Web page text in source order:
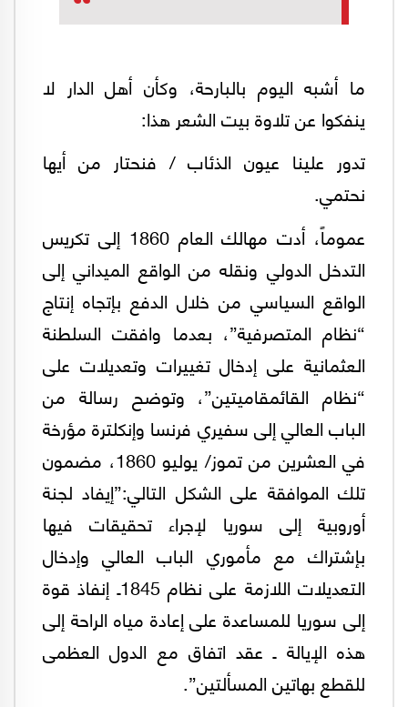
ما أشبه اليوم بالبارحة، وكأن أهل الدار لا
ينفكوا عن تلاوة بيت الشعر هذا:
تدور علينا عيون الذئاب / فنحتار من أيها
نحتمي.
عموماً، أدت مهالك العام 1860 إلى تكريس
التدخل الدولي ونقله من الواقع الميداني إلى
الواقع السياسي من خلال الدفع بإتجاه إنتاج
“نظام المتصرفية”، بعدما وافقت السلطنة
العثمانية على إدخال تغييرات وتعديلات على
“نظام القائمقاميتين”، وتوضح رسالة من
الباب العالي إلى سفيري فرنسا وإنكلترة مؤرخة
في العشرين من تموز/ يوليو 1860، مضمون
تلك الموافقة على الشكل التالي:”إيفاد لجنة
أوروبية إلى سوريا لإجراء تحقيقات فيها
بإشتراك مع مأموري الباب العالي وإدخال
التعديلات اللازمة على نظام 1845ـ إنفاذ قوة
إلى سوريا للمساعدة على إعادة مياه الراحة إلى
هذه الإيالة ـ عقد اتفاق مع الدول العظمى
للقطع بهاتين المسألتين”.